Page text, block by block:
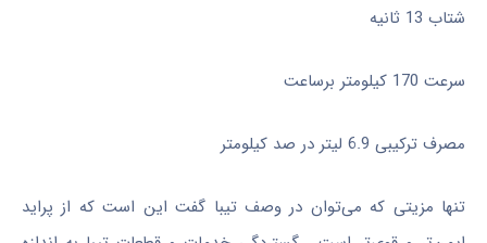
شتاب 13 ثانیه
سرعت 170 کیلومتر برساعت
مصرف ترکیبی 6.9 لیتر در صد کیلومتر
تنها مزیتی که می‌توان در وصف تیبا گفت این است که از پراید